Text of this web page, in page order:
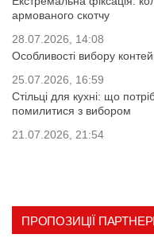
армованого скотчу
28.07.2026, 14:08
Особливості вибору
25.07.2026, 16:59
Стільці для кухні: що
помилитися з вибором
21.07.2026, 21:54
ПРОПОЗИЦІЇ